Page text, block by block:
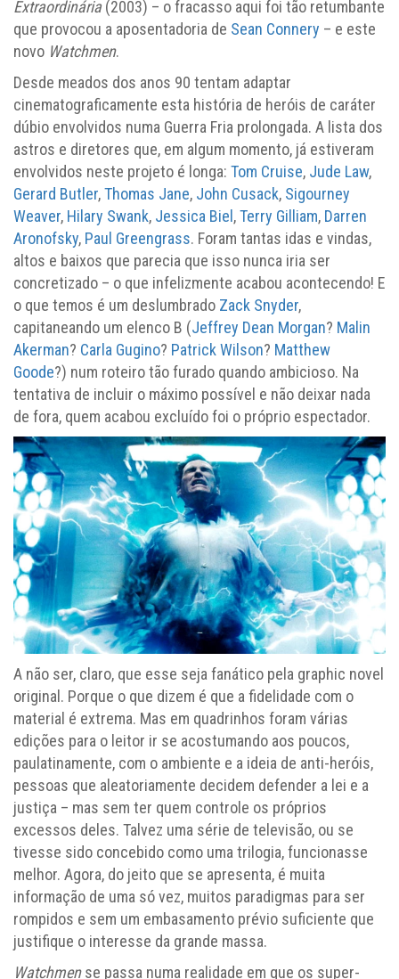
Extraordinária(2003) – o fracasso aqui foi tão retumbante
que provocou a aposentadoria de Sean Connery – e este
novo Watchmen.
Desde meados dos anos 90 tentam adaptar
cinematograficamente esta história de heróis de caráter
dúbio envolvidos numa Guerra Fria prolongada. A lista dos
astros e diretores que, em algum momento, já estiveram
envolvidos neste projeto é longa: Tom Cruise, Jude Law,
Gerard Butler,Thomas Jane, John Cusack, Sigourney
Weaver, Hilary Swank, Jessica Biel,Terry Gilliam, Darren
Aronofsky, Paul Greengrass. Foram tantas idas e vindas,
altos e baixos que parecia que isso nunca iria ser
concretizado – o que infelizmente acabou acontecendo! E
o que temos é um deslumbrado Zack Snyder,
capitaneando um elenco B (Jeffrey Dean Morgan? Malin
Akerman? Carla Gugino? Patrick Wilson? Matthew
Goode?) num roteiro tão furado quando ambicioso. Na
tentativa de incluir o máximo possível e não deixar nada
de fora, quem acabou excluído foi o próprio espectador.
A não ser, claro, que esse seja fanático pela graphic novel
original. Porque o que dizem é que a fidelidade com o
material é extrema. Mas em quadrinhos foram várias
edições para o leitor ir se acostumando aos poucos,
paulatinamente, com o ambiente e a ideia de anti-heróis,
pessoas que aleatoriamente decidem defender a lei e a
justiça – mas sem ter quem controle os próprios
excessos deles. Talvez uma série de televisão, ou se
tivesse sido concebido como uma trilogia, funcionasse
melhor. Agora, do jeito que se apresenta, é muita
informação de uma só vez, muitos paradigmas para ser
rompidos e sem um embasamento prévio suficiente que
justifique o interesse da grande massa.
Watchmense passa numa realidade em que os super-